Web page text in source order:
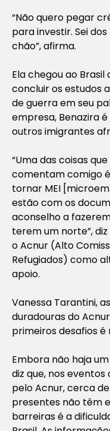
“Não quero pegar
para investir. Sei
chão”, afirma.
Ela chegou ao
concluir os estudos
de guerra em seu
empresa, Benazira
outros imigrantes
“Uma das coisas
comentam comigo
tornar MEI
estão com os
aconselho a
terem um norte”,
o Acnur (Alto
Refugiados) como
apoio.
Vanessa Tarantini,
duradouras do
primeiros desafios é
Embora não haja
diz que, nos
pelo Acnur, cerca
presentes não têm
barreiras é a